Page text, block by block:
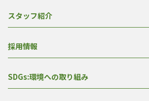
スタッフ紹介
採用情報
SDGs:環境への取り組み